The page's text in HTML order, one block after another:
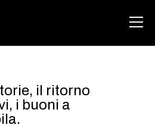
ABOUT
il ritorno
i buoni a